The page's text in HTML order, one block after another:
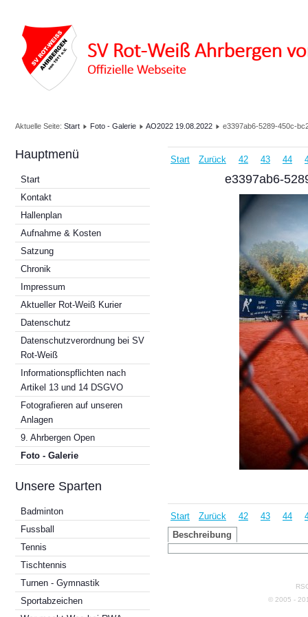
Aktuelle Seite: Start Foto - Galerie AO2022 19.08.2022 e3397ab6-5289-450c-
Hauptmenü
Start
Kontakt
Hallenplan
Aufnahme & Kosten
Satzung
Chronik
Impressum
Aktueller Rot-Weiß Kurier
Datenschutz
Datenschutzverordnung bei SV
Rot-Weiß
Informationspflichten nach
Artikel 13 und 14 DSGVO
Fotografieren auf unseren
Anlagen
9. Ahrbergen Open
Foto - Galerie
Unsere Sparten
Badminton
Fussball
Tennis
Tischtennis
Turnen - Gymnastik
Sportabzeichen
Start Zurück 42 43 44
e3397ab6-
Start Zurück 42 43 44
Beschreibung
© 2005 -